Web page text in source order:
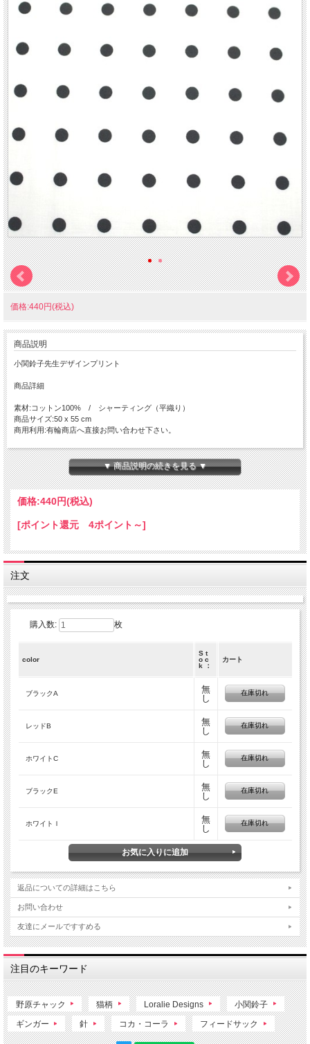
価格:440円(税込)
商品説明
小関鈴子先生デザインプリント
商品詳細
素材:コットン100% / シャーティング（平織り）
商品サイズ:50 x 55 cm
商用利用:有輪商店へ直接お問い合わせ下さい。
注意事項
実際の色に近くなる様、撮影・色調補正は行っておりますが、
ディスプレイの種類や設定状況によっては色が異なって見える場合があります。
▼ 商品説明の続きを見る ▼
価格:440円(税込)
[ポイント還元 4ポイント～]
注文
購入数: 枚
color
S t
o c
k ：
カート
ブラックA
無
し
在庫切れ
レッドB
無
し
在庫切れ
ホワイトC
無
し
在庫切れ
ブラックE
無
し
在庫切れ
ホワイトＩ
無
し
在庫切れ
返品についての詳細はこちら
お問い合わせ
友達にメールですすめる
注目のキーワード
野原チャック 猫柄 Loralie Designs 小関鈴子
ギンガー 針 コカ・コーラ フィードサック